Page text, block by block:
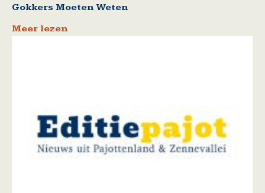
Gokkers Moeten Weten
Meer lezen